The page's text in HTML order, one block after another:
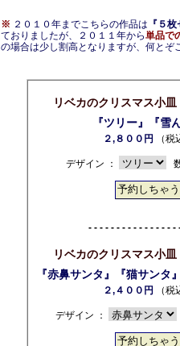
※ ２０１０年までこちらの作品は 『５
ておりましたが、２０１１年から単品で
の場合は少し割高となりますが、何とぞ
リベカのクリスマス小
『ツリー』『雪
２,８００円 （税
デザイン ：
- - - - - - - - - - - - - - - -
リベカのクリスマス小
『赤鼻サンタ』『猫サンタ
２,４００円 （税
デザイン ：